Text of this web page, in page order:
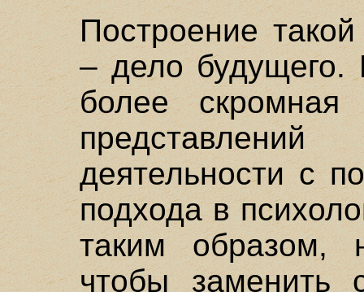
Построение
– дело будущего.
более скромная
деятельности с
подхода в
таким образом,
чтобы заменить